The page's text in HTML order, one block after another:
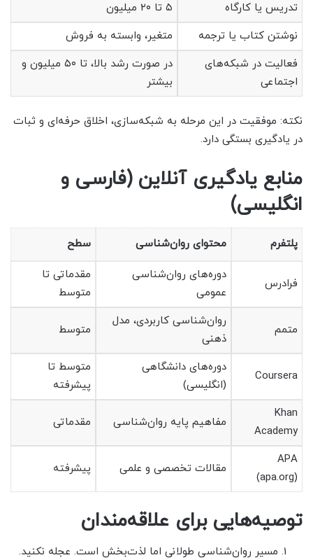
تدریس یا کارگاه
۵ تا ۲۰ میلیون
نوشتن کتاب یا ترجمه
متغیر، وابسته به فروش
فعالیت در شبکه‌های
اجتماعی
در صورت رشد بالا، تا ۵۰ میلیون و
بیشتر
نکته: موفقیت در این مرحله به شبکه‌سازی، اخلاق حرفه‌ای و ثبات
در یادگیری بستگی دارد.
منابع یادگیری آنلاین (فارسی و
انگلیسی)
پلتفرم محتوای روان‌شناسی سطح
فرادرس
دوره‌های روان‌شناسی
عمومی
مقدماتی تا
متوسط
متمم
روان‌شناسی کاربردی، مدل
ذهنی
متوسط
Coursera
دوره‌های دانشگاهی
(انگلیسی)
متوسط تا
پیشرفته
Khan
Academy
مفاهیم پایه روان‌شناسی مقدماتی
APA
(apa.org)
مقالات تخصصی و علمی پیشرفته
توصیه‌هایی برای علاقه‌مندان
مسیر روان‌شناسی طولانی اما لذت‌بخش است. عجله نکنید.